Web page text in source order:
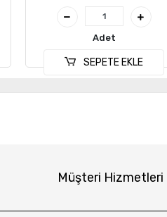
Adet
SEPETE EKLE
Müşteri Hizmetleri